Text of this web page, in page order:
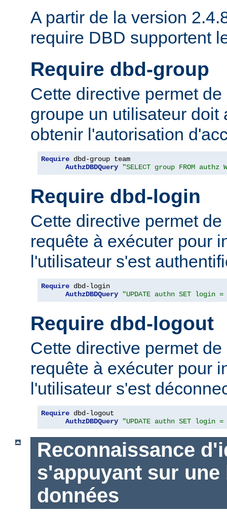
A partir de la version
require DBD supportent
Require dbd-group
Cette directive permet
groupe un utilisateur doit
obtenir l'autorisation
Require dbd-group team
AuthzDBDQuery
"SELECT group FROM authz
Require dbd-login
Cette directive permet
requête à exécuter pour
l'utilisateur s'est
Require dbd-login
AuthzDBDQuery
"UPDATE authn SET login
Require dbd-logout
Cette directive permet
requête à exécuter pour
l'utilisateur s'est
Require dbd-logout
AuthzDBDQuery
"UPDATE authn SET login
Reconnaissance
s'appuyant sur une
données